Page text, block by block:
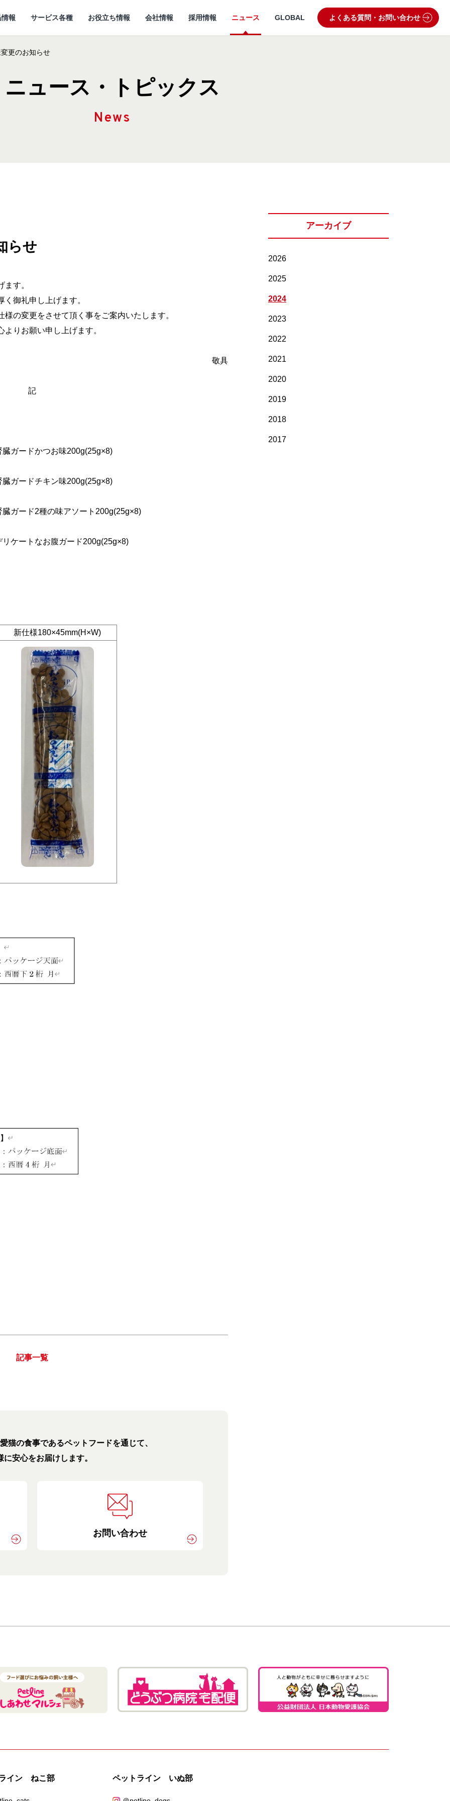
報 サービス各種 お役立ち情報 会社情報 採用情報 ニュース GLOBAL よくある質問・お問い合わせ
更のお知らせ
ニュース・トピックス
News
らせ
す。
御礼申し上げます。
の変更をさせて頂く事をご案内いたします。
りお願い申し上げます。
敬具
記
ガードかつお味200g(25g×8)
ガードチキン味200g(25g×8)
ガード2種の味アソート200g(25g×8)
ケートなお腹ガード200g(25g×8)
新仕様180×45mm(H×W)
記事一覧
猫の食事であるペットフードを通じて、
に安心をお届けします。
お問い合わせ
アーカイブ
2026
2025
2024
2023
2022
2021
2020
2019
2018
2017
イン ねこ部 ペットライン いぬ部